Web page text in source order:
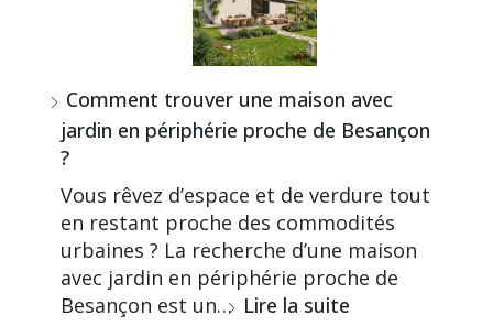
Comment trouver une maison avec
jardin en périphérie proche de Besançon
?
Vous rêvez d’espace et de verdure tout
en restant proche des commodités
urbaines ? La recherche d’une maison
avec jardin en périphérie proche de
Besançon est un… Lire la suite